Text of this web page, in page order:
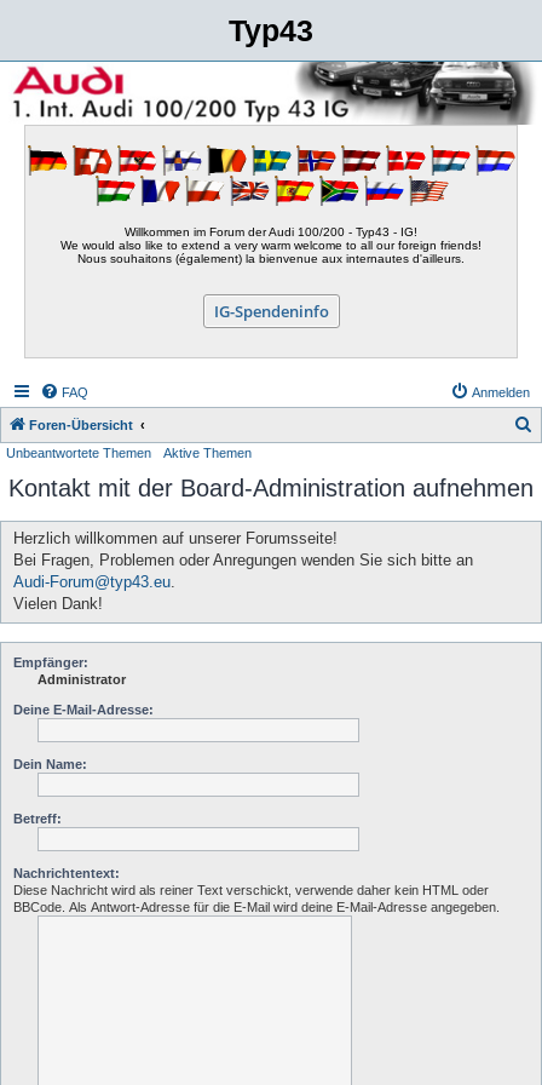
Typ43
Willkommen im Forum der Audi 100/200 - Typ43 - IG!
We would also like to extend a very warm welcome to all our foreign friends!
Nous souhaitons (également) la bienvenue aux internautes d'ailleurs.
IG-Spendeninfo
FAQ Anmelden
Foren-Übersicht
Unbeantwortete Themen Aktive Themen
Kontakt mit der Board-Administration aufnehmen
Herzlich willkommen auf unserer Forumsseite!
Bei Fragen, Problemen oder Anregungen wenden Sie sich bitte an
Audi-Forum@typ43.eu
Vielen Dank!
Empfänger:
Administrator
Deine E-Mail-Adresse:
Dein Name:
Betreff:
Nachrichtentext:
Diese Nachricht wird als reiner Text verschickt, verwende daher kein HTML oder
BBCode. Als Antwort-Adresse für die E-Mail wird deine E-Mail-Adresse angegeben.